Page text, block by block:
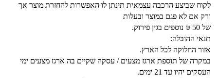
לקוח שביצע הרכבה עצמאית תינתן לו האפשרות להחזרת מוצר אך
ורק אם לא פגם במוצר ובעלות
של 50 ₪ נוספים בגין פירוק.
תנאי ההובלה:
אזור החלוקה לכל הארץ.
במקרה של תוספת ארגז מצעים / עסקה שקיים בה ארגז מצעים ימי
העסקים יהיו עד 21 ימים.